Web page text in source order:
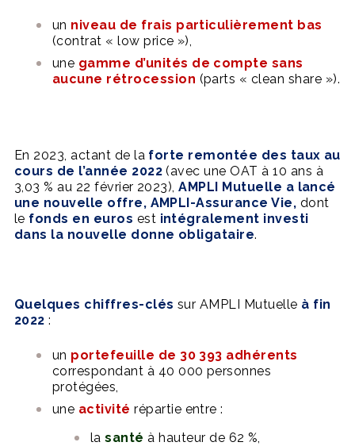
un niveau de frais particulièrement bas
(contrat « low price »),
une gamme d’unités de compte sans
aucune rétrocession (parts « clean share »).
En 2023, actant de la forte remontée des taux au
cours de l’année 2022 (avec une OAT à 10 ans à
3,03 % au 22 février 2023),AMPLI Mutuelle a lancé
une nouvelle offre, AMPLI-Assurance Vie, dont
le fonds en euros est intégralement investi
dans la nouvelle donne obligataire.
Quelques chiffres-clés sur AMPLI Mutuelle à fin
2022 :
un portefeuille de 30 393 adhérents
correspondant à 40 000 personnes
protégées,
une activité répartie entre :
lasanté à hauteur de 62 %,